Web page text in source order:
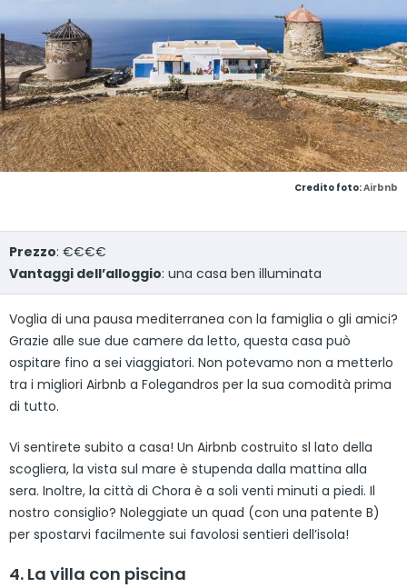
Credito foto:Airbnb
Prezzo: €€€€
Vantaggi dell’alloggio: una casa ben illuminata
Voglia di una pausa mediterranea con la famiglia o gli amici?
Grazie alle sue due camere da letto, questa casa può
ospitare fino a sei viaggiatori. Non potevamo non a metterlo
tra i migliori Airbnb a Folegandros per la sua comodità prima
di tutto.
Vi sentirete subito a casa! Un Airbnb costruito sl lato della
scogliera, la vista sul mare è stupenda dalla mattina alla
sera. Inoltre, la città di Chora è a soli venti minuti a piedi. Il
nostro consiglio? Noleggiate un quad (con una patente B)
per spostarvi facilmente sui favolosi sentieri dell’isola!
4. La villa con piscina